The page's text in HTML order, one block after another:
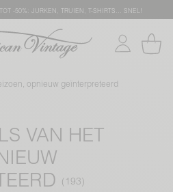
-50%: JURKEN, TRUIEN, T-SHIRTS… SNEL!
opnieuw geïnterpreteerd
VAN HET